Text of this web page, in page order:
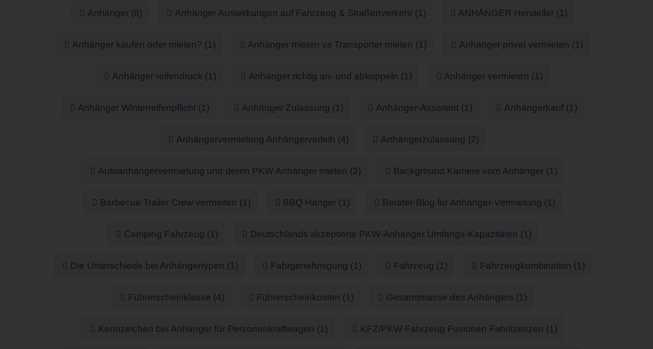
Anhänger (8) Anhänger Auswirkungen auf Fahrzeug & Straßenverkehr (1) ANHÄNGER Hersteller (1)
Anhänger kaufen oder mieten? (1) Anhänger mieten vs Transporter mieten (1) Anhänger privat vermieten (1)
Anhänger reifendruck (1) Anhänger richtig an- und abkoppeln (1) Anhänger vermieten (1)
Anhänger Winterreifenpflicht (1) Anhänger Zulassung (1) Anhänger-Assistent (1) Anhängerkauf (1)
Anhängervermietung Anhängerverleih (4) Anhängerzulassung (2)
Autoanhängervermietung und deren PKW Anhänger mieten (2) Background Karriere vom Anhänger (1)
Barbecue Trailer Crew vermeiten (1) BBQ Hänger (1) Berater-Blog für Anhänger-Vermietung (1)
Camping Fahrzeug (1) Deutschlands akzeptierte PKW-Anhänger Umfangs-Kapazitäten (1)
Die Unterschiede bei Anhängertypen (1) Fahrgenehmigung (1) Fahrzeug (1) Fahrzeugkombination (1)
Führerscheinklasse (4) Führerscheinkosten (1) Gesamtmasse des Anhängers (1)
Kennzeichen bei Anhänger für Personenkraftwagen (1) KFZ/PKW Fahrzeug Fusionen Fahrlizenzen (1)